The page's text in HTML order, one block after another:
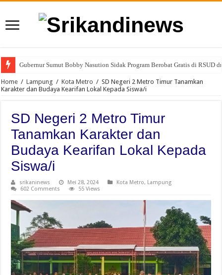
Gubernur Sumut Bobby Nasution Sidak Program Berobat Gratis di RSUD
Narkoba Merajalela di Kelurahan Cemara Lubuk Pakam Deli Serdang ,
Home / Lampung / Kota Metro / SD Negeri 2 Metro Timur Tanamkan
Karakter dan Budaya Kearifan Lokal Kepada Siswa/i
SD Negeri 2 Metro Timur
Tanamkan Karakter dan
Budaya Kearifan Lokal Kepada
Siswa/i
srikaninews Mei 28, 2024 Kota Metro, Lampung
602 Comments
55 Views